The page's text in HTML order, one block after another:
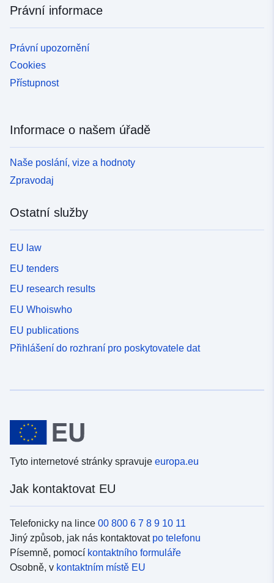
Právní informace
Právní upozornění
Cookies
Přístupnost
Informace o našem úřadě
Naše poslání, vize a hodnoty
Zpravodaj
Ostatní služby
EU law
EU tenders
EU research results
EU Whoiswho
EU publications
Přihlášení do rozhraní pro poskytovatele dat
Tyto internetové stránky spravuje europa.eu
Jak kontaktovat EU
Telefonicky na lince 00 800 6 7 8 9 10 11
Jiný způsob, jak nás kontaktovat po telefonu
Písemně, pomocí kontaktního formuláře
Osobně, v kontaktním místě EU